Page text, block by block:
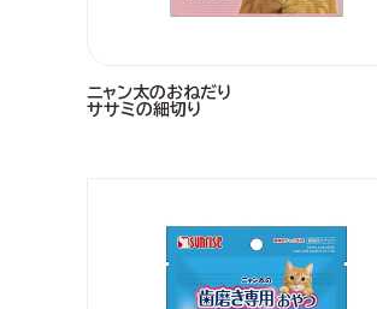
ニャン太のおねだり
ササミの細切り